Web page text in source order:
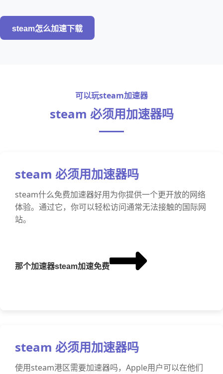
steam怎么加速下载
可以玩steam加速器
steam 必须用加速器吗
steam 必须用加速器吗
steam什么免费加速器好用为你提供一个更开放的网络
体验。通过它，你可以轻松访问通常无法接触的国际网
站。
那个加速器steam加速免费
steam 必须用加速器吗
使用steam港区需要加速器吗，Apple用户可以在他们